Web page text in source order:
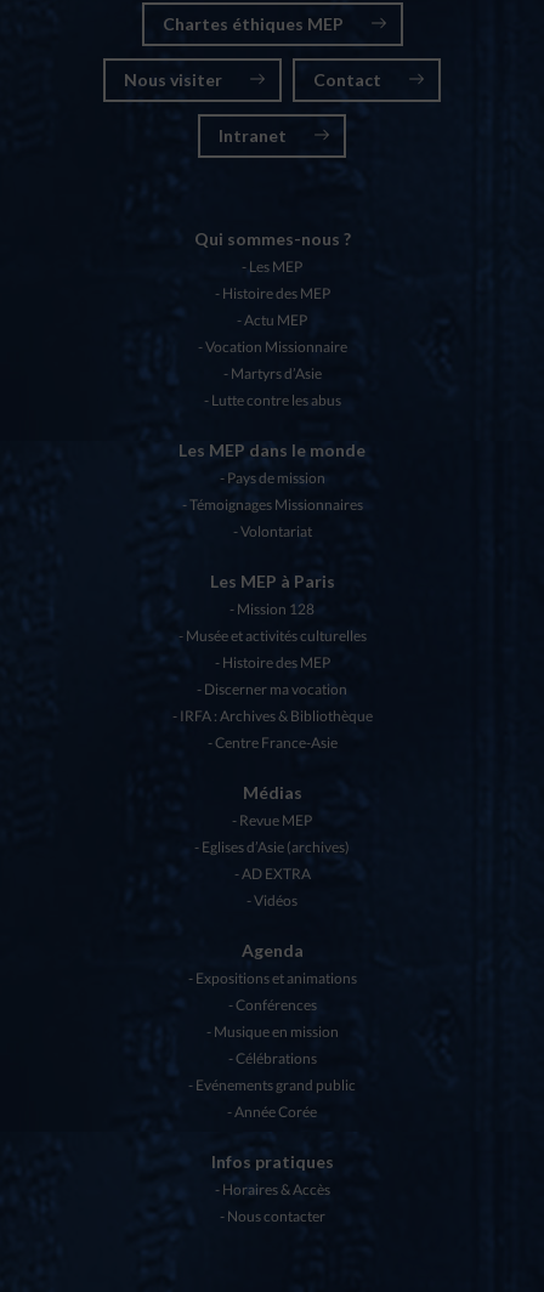
Chartes éthiques MEP
Nous visiter Contact
Intranet
Qui sommes-nous ?
Les MEP
Histoire des MEP
Actu MEP
Vocation Missionnaire
Martyrs d’Asie
Lutte contre les abus
Les MEP dans le monde
Pays de mission
Témoignages Missionnaires
Volontariat
Les MEP à Paris
Mission 128
Musée et activités culturelles
Histoire des MEP
Discerner ma vocation
IRFA : Archives & Bibliothèque
Centre France-Asie
Médias
Revue MEP
Eglises d’Asie (archives)
AD EXTRA
Vidéos
Agenda
Expositions et animations
Conférences
Musique en mission
Célébrations
Evénements grand public
Année Corée
Infos pratiques
Horaires & Accès
Nous contacter